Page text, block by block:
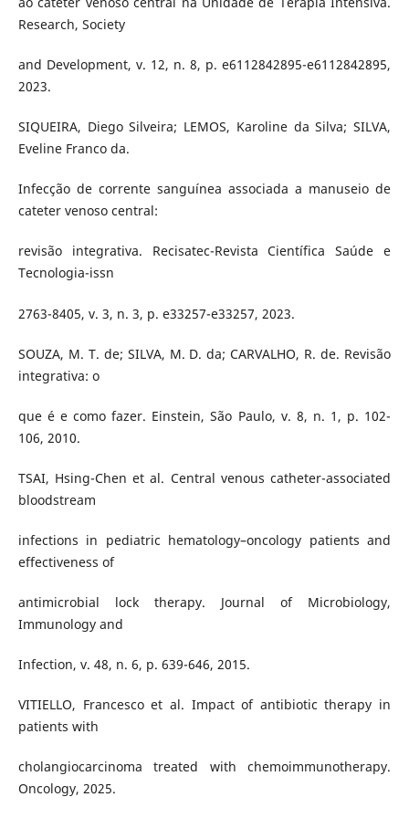
Research, Society
and Development, v. 12, n. 8, p. e6112842895-e6112842895,
2023.
SIQUEIRA, Diego Silveira; LEMOS, Karoline da Silva; SILVA,
Eveline Franco da.
Infecção de corrente sanguínea associada a manuseio de
cateter venoso central:
revisão integrativa. Recisatec-Revista Científica Saúde e
Tecnologia-issn
2763-8405, v. 3, n. 3, p. e33257-e33257, 2023.
SOUZA, M. T. de; SILVA, M. D. da; CARVALHO, R. de. Revisão
integrativa: o
que é e como fazer. Einstein, São Paulo, v. 8, n. 1, p. 102-
106, 2010.
TSAI, Hsing-Chen et al. Central venous catheter-associated
bloodstream
infections in pediatric hematology–oncology patients and
effectiveness of
antimicrobial lock therapy. Journal of Microbiology,
Immunology and
Infection, v. 48, n. 6, p. 639-646, 2015.
VITIELLO, Francesco et al. Impact of antibiotic therapy in
patients with
cholangiocarcinoma treated with chemoimmunotherapy.
Oncology, 2025.